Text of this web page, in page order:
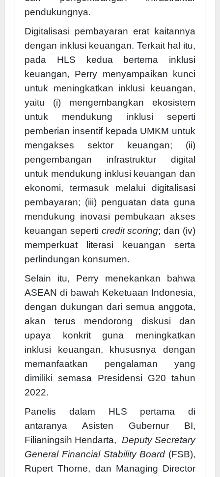
pendukungnya.
Digitalisasi pembayaran erat kaitannya
dengan inklusi keuangan. Terkait hal itu,
pada HLS kedua bertema inklusi
keuangan, Perry menyampaikan kunci
untuk meningkatkan inklusi keuangan,
yaitu (i) mengembangkan ekosistem
untuk mendukung inklusi seperti
pemberian insentif kepada UMKM untuk
mengakses sektor keuangan; (ii)
pengembangan infrastruktur digital
untuk mendukung inklusi keuangan dan
ekonomi, termasuk melalui digitalisasi
pembayaran; (iii) penguatan data guna
mendukung inovasi pembukaan akses
keuangan seperti credit scoring; dan (iv)
memperkuat literasi keuangan serta
perlindungan konsumen.
Selain itu, Perry menekankan bahwa
ASEAN di bawah Keketuaan Indonesia,
dengan dukungan dari semua anggota,
akan terus mendorong diskusi dan
upaya konkrit guna meningkatkan
inklusi keuangan, khususnya dengan
memanfaatkan pengalaman yang
dimiliki semasa Presidensi G20 tahun
2022.
Panelis dalam HLS pertama di
antaranya Asisten Gubernur BI,
Filianingsih Hendarta, Deputy Secretary
General Financial Stability Board (FSB),
Rupert Thorne, dan Managing Director